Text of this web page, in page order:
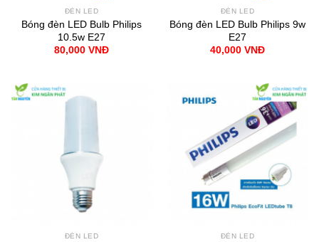
ĐÈN LED
Bóng đèn LED Bulb Philips
10.5w E27
80,000 VNĐ
ĐÈN LED
Bóng đèn LED Bulb Philips 9w
E27
40,000 VNĐ
ĐÈN LED ĐÈN LED